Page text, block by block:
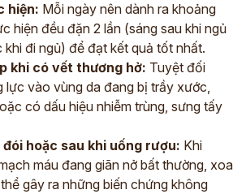
hiện: Mỗi ngày nên dành ra khoảng
hiện đều đặn 2 lần (sáng sau khi ngủ
đi ngủ) để đạt kết quả tốt nhất.
khi có vết thương hở: Tuyệt đối
lực vào vùng da đang bị trầy xước,
có dấu hiệu nhiễm trùng, sưng tấy
hoặc sau khi uống rượu: Khi
máu đang giãn nở bất thường, xoa
gây ra những biến chứng không